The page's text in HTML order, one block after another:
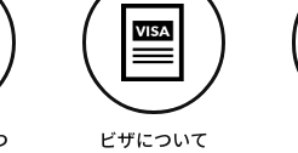
ビザについて